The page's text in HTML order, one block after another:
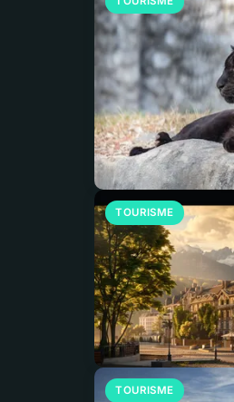
TOURISME
TOURISME